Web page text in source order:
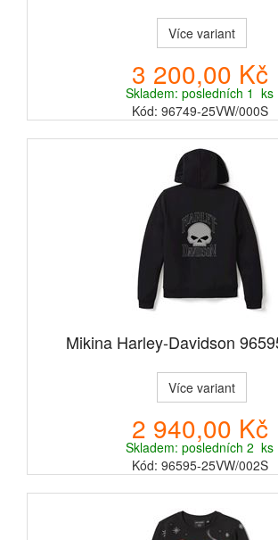
Více variant
3 200,00 Kč
Skladem: posledních 1 ks
Kód: 96749-25VW/000S
Mikina Harley-Davidson
Více variant
2 940,00 Kč
Skladem: posledních 2 ks
Kód: 96595-25VW/002S